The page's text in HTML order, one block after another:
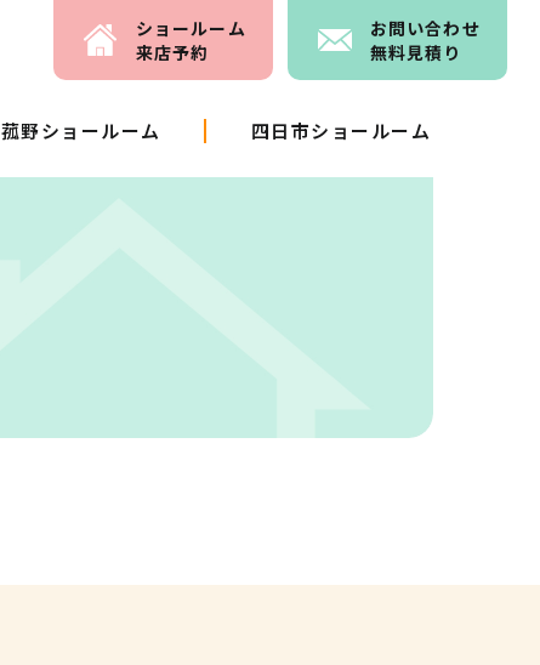
ショールーム
来店予約
お問い合わせ
無料見積り
菰野ショールーム 四日市ショールーム